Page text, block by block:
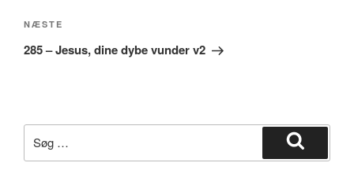
Næste
indlæg
NÆSTE
285 – Jesus, dine dybe vunder v2
efter:
Søg